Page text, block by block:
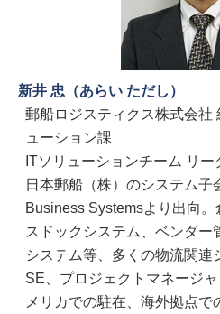
新井 忠（あらい ただし）
郵船ロジスティクス株式会社
ューション課
ITソリューションチーム リー
日本郵船（株）のシステム
Business Systemsより出向
スドックシステム、ベンダ
システム等、多くの物流関連
SE、プロジェクトマネージ
メリカでの駐在、海外拠点